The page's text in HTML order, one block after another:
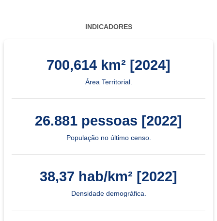
INDICADORES
700,614 km² [2024]
Área Territorial.
26.881 pessoas [2022]
População no último censo.
38,37 hab/km² [2022]
Densidade demográfica.